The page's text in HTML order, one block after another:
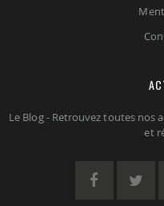
Le Blog - Retrouvez toutes nos
et